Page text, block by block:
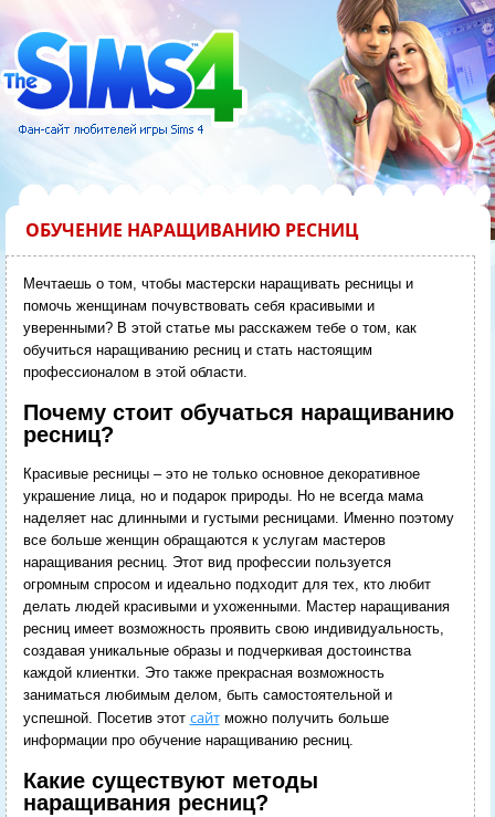
ОБУЧЕНИЕ НАРАЩИВАНИЮ РЕСНИЦ
Мечтаешь о том, чтобы мастерски наращивать ресницы и
помочь женщинам почувствовать себя красивыми и
уверенными? В этой статье мы расскажем тебе о том, как
обучиться наращиванию ресниц и стать настоящим
профессионалом в этой области.
Почему стоит обучаться наращиванию
ресниц?
Красивые ресницы – это не только основное декоративное
украшение лица, но и подарок природы. Но не всегда мама
наделяет нас длинными и густыми ресницами. Именно поэтому
все больше женщин обращаются к услугам мастеров
наращивания ресниц. Этот вид профессии пользуется
огромным спросом и идеально подходит для тех, кто любит
делать людей красивыми и ухоженными. Мастер наращивания
ресниц имеет возможность проявить свою индивидуальность,
создавая уникальные образы и подчеркивая достоинства
каждой клиентки. Это также прекрасная возможность
заниматься любимым делом, быть самостоятельной и
успешной. Посетив этот сайтможно получить больше
информации про обучение наращиванию ресниц.
Какие существуют методы
наращивания ресниц?